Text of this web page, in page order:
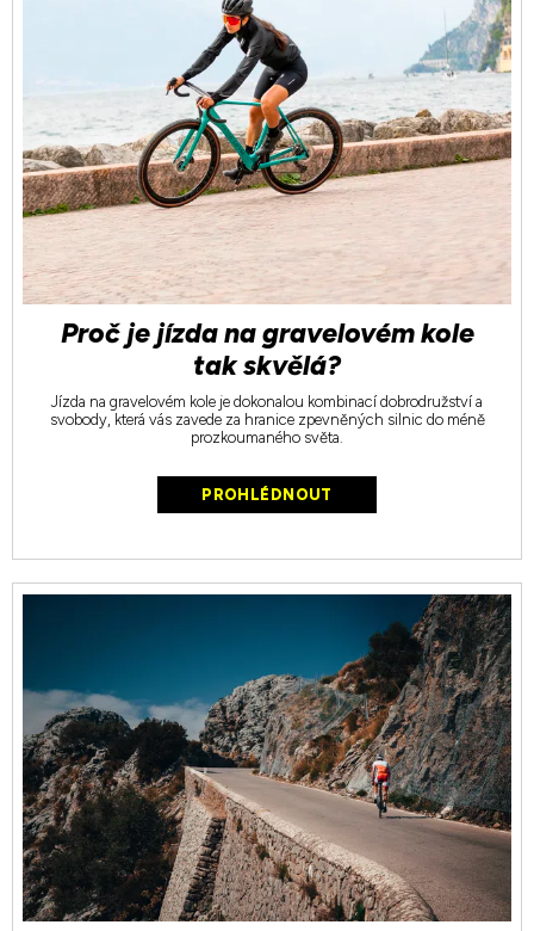
Proč je jízda na gravelovém kole
tak skvělá?
Jízda na gravelovém kole je dokonalou kombinací dobrodružství a
svobody, která vás zavede za hranice zpevněných silnic do méně
prozkoumaného světa.
PROHLÉDNOUT